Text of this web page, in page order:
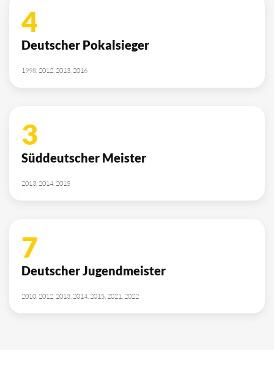
4
Deutscher Pokalsieger
1998, 2012, 2013, 2016
3
Süddeutscher Meister
2013, 2014, 2015
7
Deutscher Jugendmeister
2010, 2012, 2013, 2014, 2015, 2021, 2022